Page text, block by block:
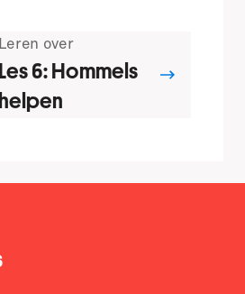
Leren over
Les 6: Hommels
helpen